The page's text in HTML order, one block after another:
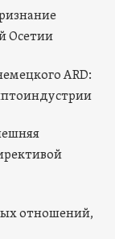
Осетии
ARD:
отношений,